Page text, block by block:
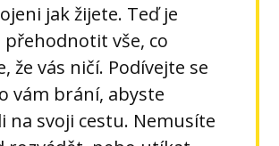
jak žijete. Teď je
přehodnotit vše, co
že vás ničí. Podívejte se
vám brání, abyste
na svoji cestu. Nemusíte